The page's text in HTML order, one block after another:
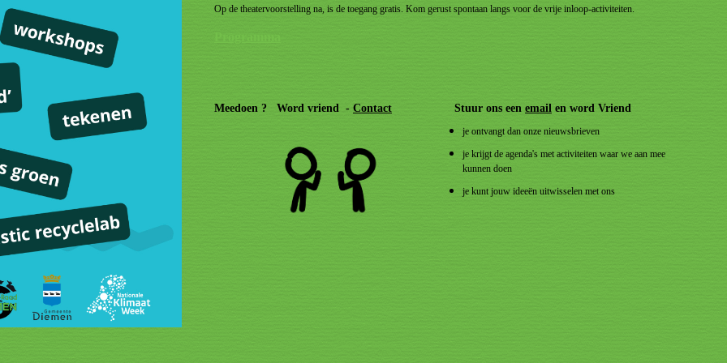
Op de theatervoorstelling na, is de toegang gratis. Kom gerust spontaan langs voor de vrije inloop-activiteiten.
Meedoen ? Word vriend - Contact Stuur ons een email en word Vriend
je ontvangt dan onze nieuwsbrieven
je krijgt de agenda's met activiteiten waar we aan mee
kunnen doen
je kunt jouw ideeën uitwisselen met ons